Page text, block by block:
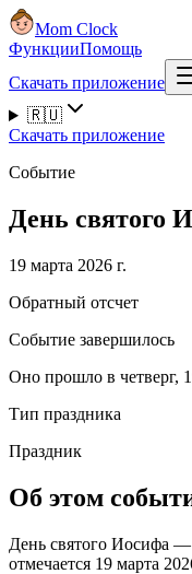
Mom Clock
ФункцииПомощь
Скачать приложение
🇷🇺
Скачать приложение
Событие
День святого
19 марта 2026 г.
Обратный отсчет
Событие завершилось
Оно прошло в четверг,
Тип праздника
Праздник
Об этом
День святого Иосифа —
отмечается 19 марта